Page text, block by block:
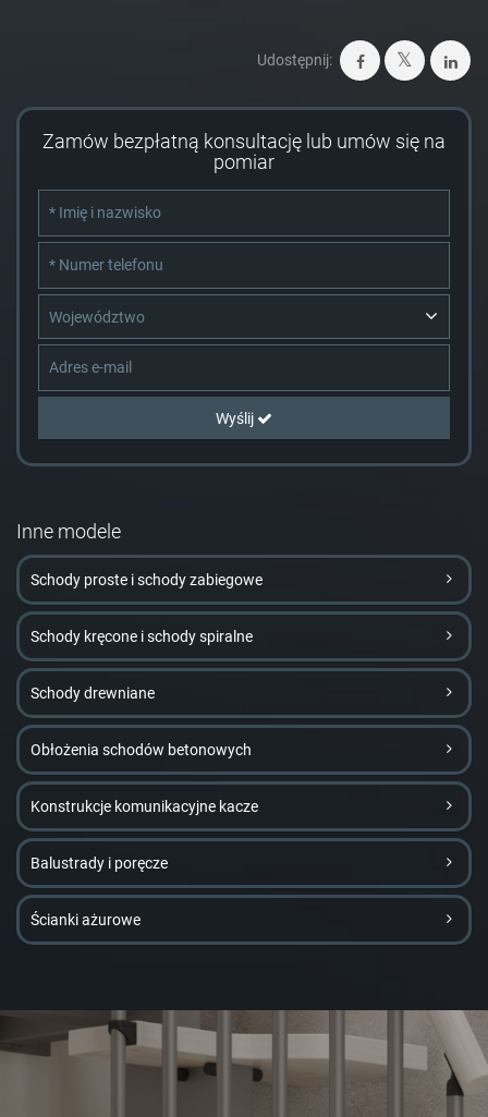
Udostępnij:
Zamów bezpłatną konsultację lub umów się na
pomiar
Województwo
Wyślij
Inne modele
Schody proste i schody zabiegowe
Schody kręcone i schody spiralne
Schody drewniane
Obłożenia schodów betonowych
Konstrukcje komunikacyjne kacze
Balustrady i poręcze
Ścianki ażurowe